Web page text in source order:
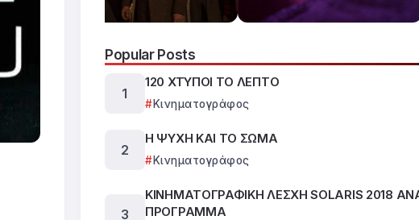
Popular Posts
120 ΧΤΥΠΟΙ ΤΟ ΛΕΠΤΟ
Κινηματογράφος
Η ΨΥΧΗ ΚΑΙ ΤΟ ΣΩΜΑ
Κινηματογράφος
ΚΙΝΗΜΑΤΟΓΡΑΦΙΚΗ ΛΕΣΧΗ SOLARIS 2018
ΠΡΟΓΡΑΜΜΑ